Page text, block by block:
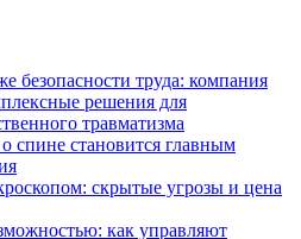
безопасности труда: компания
решения для
травматизма
спине становится главным
скрытые угрозы и цена
как управляют